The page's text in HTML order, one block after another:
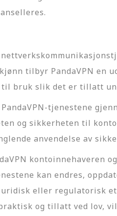
tilbyr PandaVPN en
bruk slik det er tillatt
tjenestene
og sikkerheten til
anvendelse av
kontoinnehaveren
kan endres,
eller regulatorisk
og tillatt ved lov,